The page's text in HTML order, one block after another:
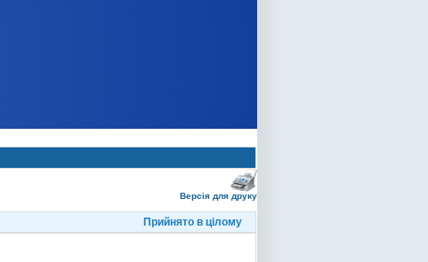
Версія для друку
Прийнято в цілому